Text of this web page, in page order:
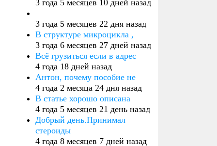
3 года 5 месяцев 10 дней назад
3 года 5 месяцев 22 дня назад
В структуре микроцикла ,
3 года 6 месяцев 27 дней назад
Всё грузиться если в адрес
4 года 18 дней назад
Антон, почему пособие не
4 года 2 месяца 24 дня назад
В статье хорошо описана
4 года 5 месяцев 21 день назад
Добрый день.Принимал
стероиды
4 года 8 месяцев 7 дней назад